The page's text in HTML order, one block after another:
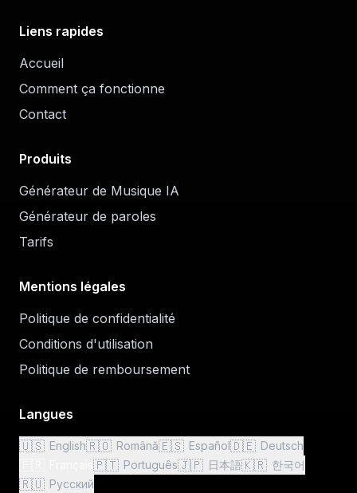
Liens rapides
Accueil
Comment ça fonctionne
Contact
Produits
Générateur de Musique IA
Générateur de paroles
Tarifs
Mentions légales
Politique de confidentialité
Conditions d'utilisation
Politique de remboursement
Langues
🇺🇸 English🇷🇴 Română🇪🇸 Español🇩🇪 Deutsch
🇵🇹 Português🇯🇵 日本語🇰🇷 한국어
🇷🇺 Русский